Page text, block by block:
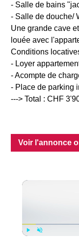
- Salle de bains
- Salle de douche/
Une grande cave
louée avec
Conditions
- Loyer
- Acompte de
- Place de parking
---> Total : CHF
Voir l'annonce